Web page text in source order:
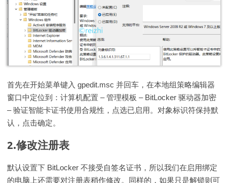
首先在开始菜单键入 gpedit.msc 并回车，在本地组策略编辑器
窗口中定位到：计算机配置 – 管理模板 – BitLocker 驱动器加密
– 验证智能卡证书使用合规性，点选已启用。对象标识符保持默
认，点击确定。
2.修改注册表
默认设置下 BitLocker 不接受自签名证书，所以我们在启用绑定
的电脑上还需要对注册表稍作修改。同样的，如果只是解锁则可